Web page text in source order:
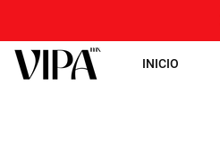
INICIO